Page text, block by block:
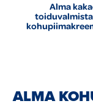
Alma
ALMA